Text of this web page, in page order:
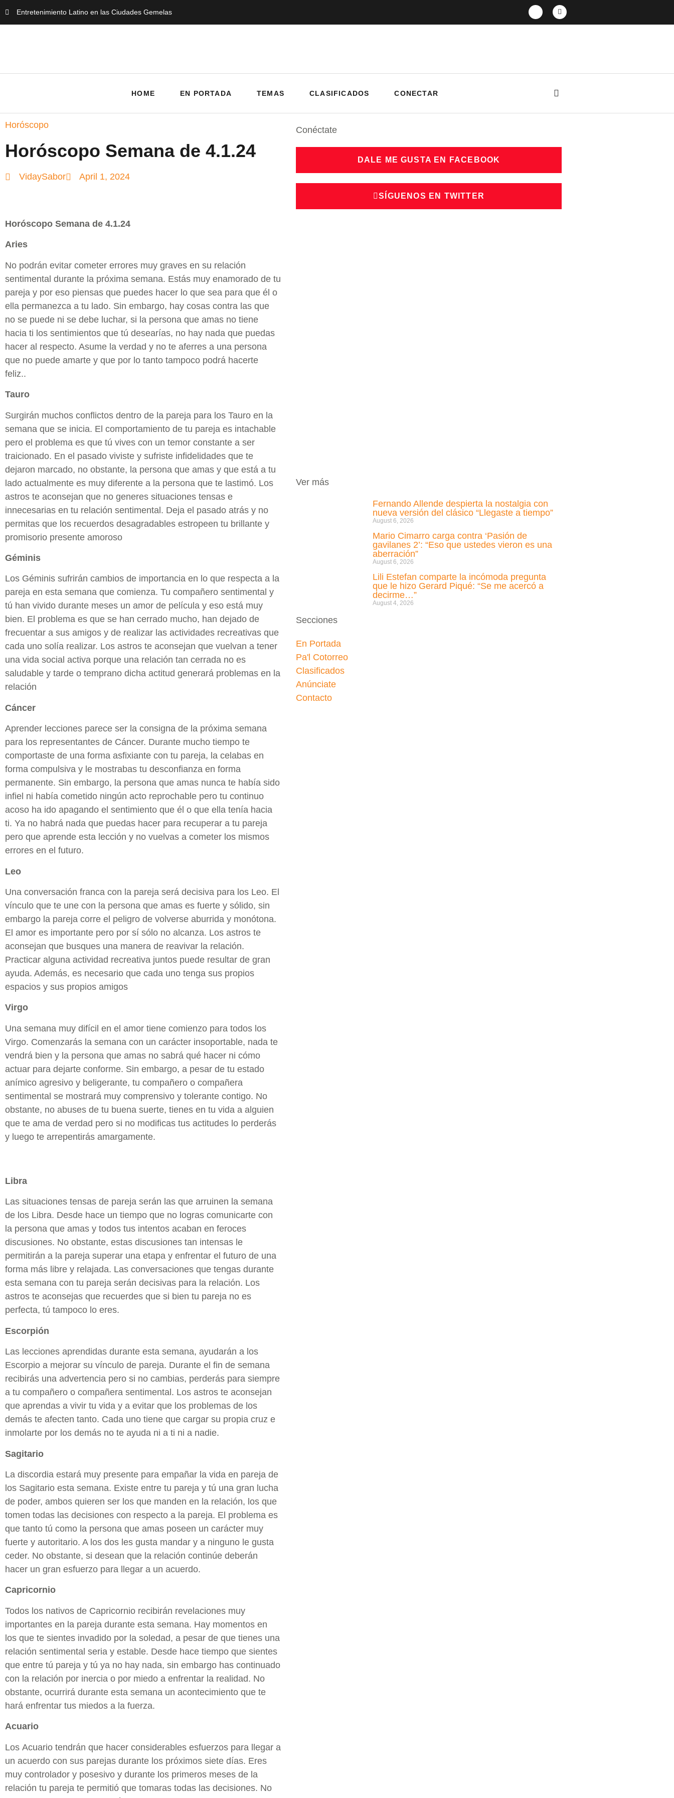
Entretenimiento Latino en las Ciudades Gemelas
HOME EN PORTADA TEMAS CLASIFICADOS CONECTAR
Horóscopo
Horóscopo Semana de 4.1.24
VidaySabor April 1, 2024
Horóscopo Semana de 4.1.24
Aries
No podrán evitar cometer errores muy graves en su relación
sentimental durante la próxima semana. Estás muy enamorado de tu
pareja y por eso piensas que puedes hacer lo que sea para que él o
ella permanezca a tu lado. Sin embargo, hay cosas contra las que
no se puede ni se debe luchar, si la persona que amas no tiene
hacia ti los sentimientos que tú desearías, no hay nada que puedas
hacer al respecto. Asume la verdad y no te aferres a una persona
que no puede amarte y que por lo tanto tampoco podrá hacerte
feliz..
Tauro
Surgirán muchos conflictos dentro de la pareja para los Tauro en la
semana que se inicia. El comportamiento de tu pareja es intachable
pero el problema es que tú vives con un temor constante a ser
traicionado. En el pasado viviste y sufriste infidelidades que te
dejaron marcado, no obstante, la persona que amas y que está a tu
lado actualmente es muy diferente a la persona que te lastimó. Los
astros te aconsejan que no generes situaciones tensas e
innecesarias en tu relación sentimental. Deja el pasado atrás y no
permitas que los recuerdos desagradables estropeen tu brillante y
promisorio presente amoroso
Géminis
Los Géminis sufrirán cambios de importancia en lo que respecta a la
pareja en esta semana que comienza. Tu compañero sentimental y
tú han vivido durante meses un amor de película y eso está muy
bien. El problema es que se han cerrado mucho, han dejado de
frecuentar a sus amigos y de realizar las actividades recreativas que
cada uno solía realizar. Los astros te aconsejan que vuelvan a tener
una vida social activa porque una relación tan cerrada no es
saludable y tarde o temprano dicha actitud generará problemas en la
relación
Cáncer
Aprender lecciones parece ser la consigna de la próxima semana
para los representantes de Cáncer. Durante mucho tiempo te
comportaste de una forma asfixiante con tu pareja, la celabas en
forma compulsiva y le mostrabas tu desconfianza en forma
permanente. Sin embargo, la persona que amas nunca te había sido
infiel ni había cometido ningún acto reprochable pero tu continuo
acoso ha ido apagando el sentimiento que él o que ella tenía hacia
ti. Ya no habrá nada que puedas hacer para recuperar a tu pareja
pero que aprende esta lección y no vuelvas a cometer los mismos
errores en el futuro.
Leo
Una conversación franca con la pareja será decisiva para los Leo. El
vínculo que te une con la persona que amas es fuerte y sólido, sin
embargo la pareja corre el peligro de volverse aburrida y monótona.
El amor es importante pero por sí sólo no alcanza. Los astros te
aconsejan que busques una manera de reavivar la relación.
Practicar alguna actividad recreativa juntos puede resultar de gran
ayuda. Además, es necesario que cada uno tenga sus propios
espacios y sus propios amigos
Virgo
Una semana muy difícil en el amor tiene comienzo para todos los
Virgo. Comenzarás la semana con un carácter insoportable, nada te
vendrá bien y la persona que amas no sabrá qué hacer ni cómo
actuar para dejarte conforme. Sin embargo, a pesar de tu estado
anímico agresivo y beligerante, tu compañero o compañera
sentimental se mostrará muy comprensivo y tolerante contigo. No
obstante, no abuses de tu buena suerte, tienes en tu vida a alguien
que te ama de verdad pero si no modificas tus actitudes lo perderás
y luego te arrepentirás amargamente.
Libra
Las situaciones tensas de pareja serán las que arruinen la semana
de los Libra. Desde hace un tiempo que no logras comunicarte con
la persona que amas y todos tus intentos acaban en feroces
discusiones. No obstante, estas discusiones tan intensas le
permitirán a la pareja superar una etapa y enfrentar el futuro de una
forma más libre y relajada. Las conversaciones que tengas durante
esta semana con tu pareja serán decisivas para la relación. Los
astros te aconsejas que recuerdes que si bien tu pareja no es
perfecta, tú tampoco lo eres.
Escorpión
Las lecciones aprendidas durante esta semana, ayudarán a los
Escorpio a mejorar su vínculo de pareja. Durante el fin de semana
recibirás una advertencia pero si no cambias, perderás para siempre
a tu compañero o compañera sentimental. Los astros te aconsejan
que aprendas a vivir tu vida y a evitar que los problemas de los
demás te afecten tanto. Cada uno tiene que cargar su propia cruz e
inmolarte por los demás no te ayuda ni a ti ni a nadie.
Sagitario
La discordia estará muy presente para empañar la vida en pareja de
los Sagitario esta semana. Existe entre tu pareja y tú una gran lucha
de poder, ambos quieren ser los que manden en la relación, los que
tomen todas las decisiones con respecto a la pareja. El problema es
que tanto tú como la persona que amas poseen un carácter muy
fuerte y autoritario. A los dos les gusta mandar y a ninguno le gusta
ceder. No obstante, si desean que la relación continúe deberán
hacer un gran esfuerzo para llegar a un acuerdo.
Capricornio
Todos los nativos de Capricornio recibirán revelaciones muy
importantes en la pareja durante esta semana. Hay momentos en
los que te sientes invadido por la soledad, a pesar de que tienes una
relación sentimental seria y estable. Desde hace tiempo que sientes
que entre tú pareja y tú ya no hay nada, sin embargo has continuado
con la relación por inercia o por miedo a enfrentar la realidad. No
obstante, ocurrirá durante esta semana un acontecimiento que te
hará enfrentar tus miedos a la fuerza.
Acuario
Los Acuario tendrán que hacer considerables esfuerzos para llegar a
un acuerdo con sus parejas durante los próximos siete días. Eres
muy controlador y posesivo y durante los primeros meses de la
relación tu pareja te permitió que tomaras todas las decisiones. No
Conéctate
DALE ME GUSTA EN FACEBOOK
SÍGUENOS EN TWITTER
Ver más
Fernando Allende despierta la nostalgia con
nueva versión del clásico “Llegaste a tiempo”
August 6, 2026
Mario Cimarro carga contra ‘Pasión de
gavilanes 2’: “Eso que ustedes vieron es una
aberración”
August 6, 2026
Lili Estefan comparte la incómoda pregunta
que le hizo Gerard Piqué: “Se me acercó a
decirme…”
August 4, 2026
Secciones
En Portada
Pa'l Cotorreo
Clasificados
Anúnciate
Contacto